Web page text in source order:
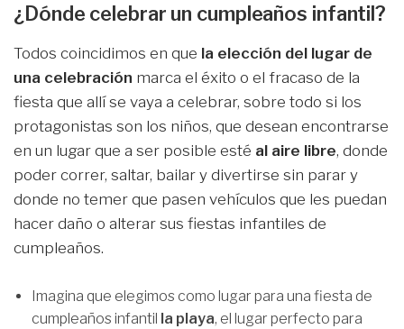
¿Dónde celebrar un cumpleaños infantil?
Todos coincidimos en que la elección del lugar de
una celebración marca el éxito o el fracaso de la
fiesta que allí se vaya a celebrar, sobre todo si los
protagonistas son los niños, que desean encontrarse
en un lugar que a ser posible esté al aire libre, donde
poder correr, saltar, bailar y divertirse sin parar y
donde no temer que pasen vehículos que les puedan
hacer daño o alterar sus fiestas infantiles de
cumpleaños.
Imagina que elegimos como lugar para una fiesta de
cumpleaños infantil
la playa, el lugar perfecto para